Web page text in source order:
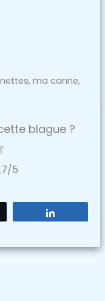
ma canne,
blague ?
/5